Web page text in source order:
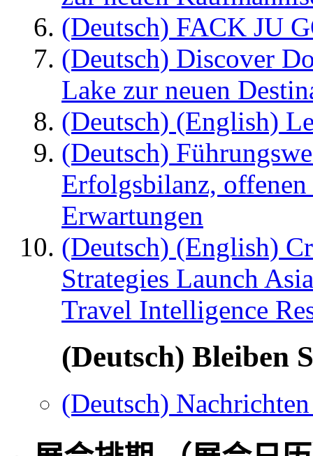
(Deutsch) FACK JU
(Deutsch) Discover
Lake zur neuen
(Deutsch) (English)
(Deutsch)
Erfolgsbilanz,
Erwartungen
(Deutsch) (English)
Strategies Launch
Travel Intelligence
(Deutsch) Bleiben
(Deutsch)